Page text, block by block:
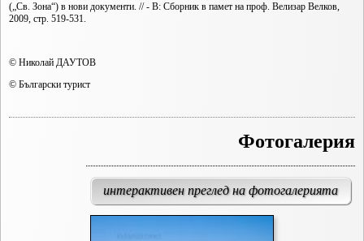
(„Св. Зона“) в нови документи. // - В: Сборник в памет на проф. Велизар Велков,
2009, стр. 519-531.
© Николай ДАУТОВ
© Български турист
Фотогалерия
интерактивен преглед на фотогалерията